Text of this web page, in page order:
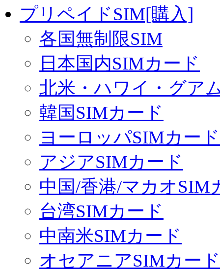
プリペイドSIM[購入]
各国無制限SIM
日本国内SIMカード
北米・ハワイ・グア
韓国SIMカード
ヨーロッパSIMカード
アジアSIMカード
中国/香港/マカオSIM
台湾SIMカード
中南米SIMカード
オセアニアSIMカード